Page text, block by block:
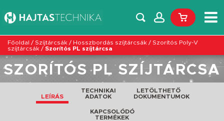
Főoldal / Szíjtárcsák / Hosszbordás szíjtárcsák / Szorítós Poly-V
szíjtárcsák / Szorítós PL szíjtárcsa
SZORÍTÓS PL SZÍJTÁRCSA
LEÍRÁS
TECHNIKAI
ADATOK
LETÖLTHETŐ
DOKUMENTUMOK
KAPCSOLÓDÓ
TERMÉKEK